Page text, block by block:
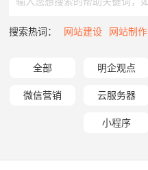
搜索热词： 网站建设 网站制作
全部 明企观点
微信营销 云服务器
小程序